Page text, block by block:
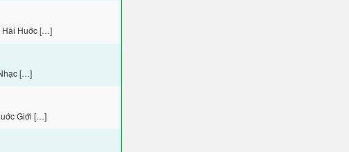
Hài Huớc […]
[…]
Giới […]